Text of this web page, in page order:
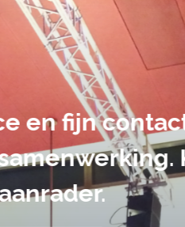
De
volledig uit